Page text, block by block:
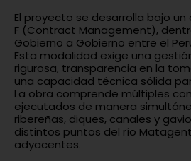
El proyecto se desarrolla bajo un
F (Contract Management),
Gobierno a Gobierno entre el
Esta modalidad exige una
rigurosa, transparencia en la
una capacidad técnica sólida
La obra comprende múltiples
ejecutados de manera
ribereñas, diques, canales y
distintos puntos del río
adyacentes.